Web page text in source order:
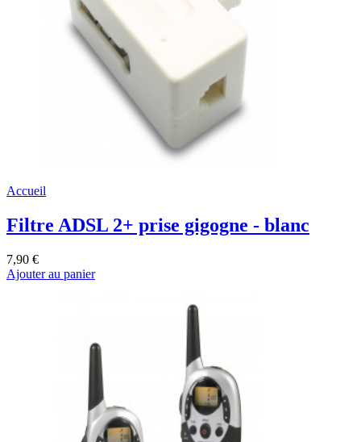
Accueil
Filtre ADSL 2+ prise gigogne - blanc
7,90 €
Ajouter au panier